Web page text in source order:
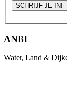
ANBI
Water, Land &